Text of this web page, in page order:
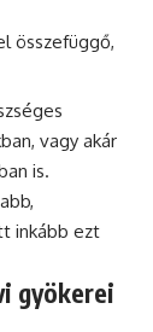
összefüggő,
vagy akár
is.
inkább ezt
gyökerei